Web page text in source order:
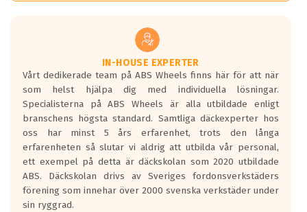
vilken körstil du använder.
Våtgrepp egenskaper:
Betygsskalan är satt A till F. Där A påvisar
den kortaste bromssträckan och F är den
längsta.
Inga D eller G betyg delas ut för
personbilar och lätta lastbilar.
Betyget sätts efter ett test där däcken
skall bromsa in på en väg där det ligger
0.5-1.5 mm vatten.
I 80km/h kommer skillnaden på
IN-HOUSE EXPERTER
Vårt dedikerade team på ABS Wheels finns här för att när
som helst hjälpa dig med individuella lösningar.
Specialisterna på ABS Wheels är alla utbildade enligt
branschens högsta standard. Samtliga däckexperter hos
oss har minst 5 års erfarenhet, trots den långa
erfarenheten så slutar vi aldrig att utbilda vår personal,
ett exempel på detta är däckskolan som 2020 utbildade
ABS. Däckskolan drivs av Sveriges fordonsverkstäders
förening som innehar över 2000 svenska verkstäder under
sin ryggrad.